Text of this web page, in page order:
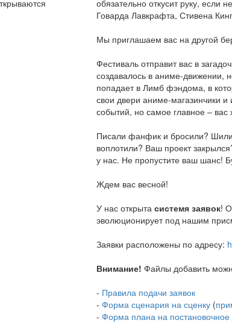
обязательно откусит руку, если
Говарда Лавкрафта, Стивена
Мы приглашаем вас на другой
Фестиваль отправит вас в
создавалось в аниме-движении,
попадает в Лимб фэндома, в
свои двери аниме-магазинчики
событий, но самое главное –
Писали фанфик и бросили?
воплотили? Ваш проект
у нас. Не пропустите ваш шанс!
Ждем вас весной!
У нас открыта системя заявок!
эволюционирует под нашим
Заявки расположены по адресу:
Внимание! Файлы добавить
- Правила подачи заявок
- Форма сценария на сценку (
- Форма плана на